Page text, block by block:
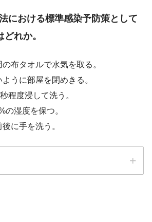
における標準感染予防策として
れか。
布タオルで水気を取る。
うに部屋を閉めきる。
程度浸して洗う。
の湿度を保つ。
に手を洗う。